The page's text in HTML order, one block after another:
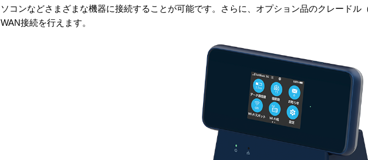
ソコンなどさまざまな機器に接続することが可能です。さらに、オプション品のクレード
WAN接続を行えます。